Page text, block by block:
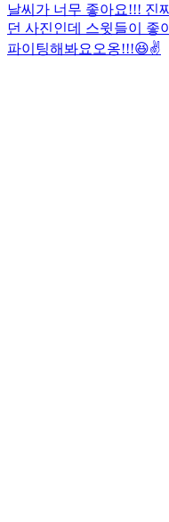
날씨가 너무 좋아요!!! 진
던 사진인데 스윗들이 좋
파이팅해봐요오옹!!!😆✌️